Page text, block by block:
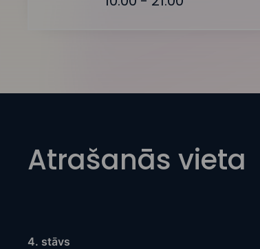
Atrašanās vieta
4. stāvs